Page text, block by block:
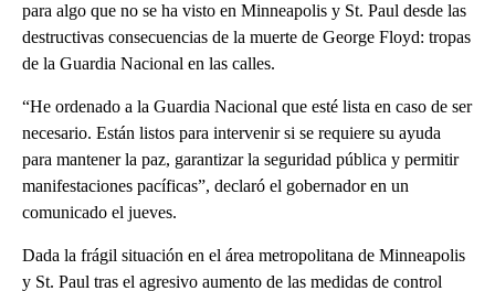
para algo que no se ha visto en Minneapolis y St. Paul desde las
destructivas consecuencias de la muerte de George Floyd: tropas
de la Guardia Nacional en las calles.
“He ordenado a la Guardia Nacional que esté lista en caso de ser
necesario. Están listos para intervenir si se requiere su ayuda
para mantener la paz, garantizar la seguridad pública y permitir
manifestaciones pacíficas”, declaró el gobernador en un
comunicado el jueves.
Dada la frágil situación en el área metropolitana de Minneapolis
y St. Paul tras el agresivo aumento de las medidas de control